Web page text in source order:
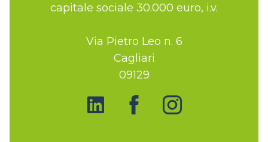
capitale sociale 30.000 euro, i.v.
Via Pietro Leo n. 6
Cagliari
09129